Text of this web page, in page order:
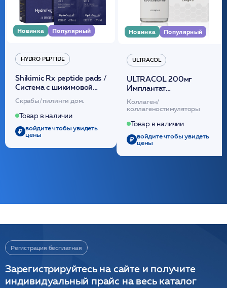
Новинка Популярный
HYDRO PEPTIDE
Shikimic Rx peptide pads /
Cистема с шикимовой
кислотой обновляющая
(30шт) /HP
Скрабы/пилинги дом.
Товар в наличии
войдите чтобы увидеть
цены
Новинка Популярный
ULTRACOL
ULTRACOL 200мг
Имплантат
внутридермальный,
стерильный на основе
полидиоксанона
/ULTRACOL
Коллаген/
коллагеностимуляторы
Товар в наличии
войдите чтобы увидеть
цены
Регистрация бесплатная
Зарегистрируйтесь на сайте и получите
индивидуальный прайс на весь каталог